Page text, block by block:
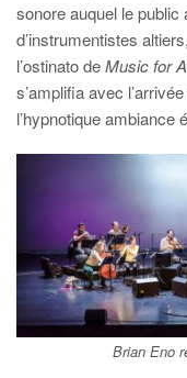
sonore auquel le
d’instrumentistes
l’ostinato deMusic for
s’amplifia avec
l’hypnotique ambiance
Brian Eno